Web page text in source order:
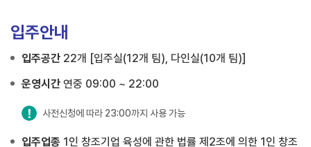
입주안내
입주공간 22개 [입주실(12개 팀), 다인실(10개 팀)]
운영시간 연중 09:00 ~ 22:00
사전신청에 따라 23:00까지 사용 가능
입주업종 1인 창조기업 육성에 관한 법률 제2조에 의한 1인 창조